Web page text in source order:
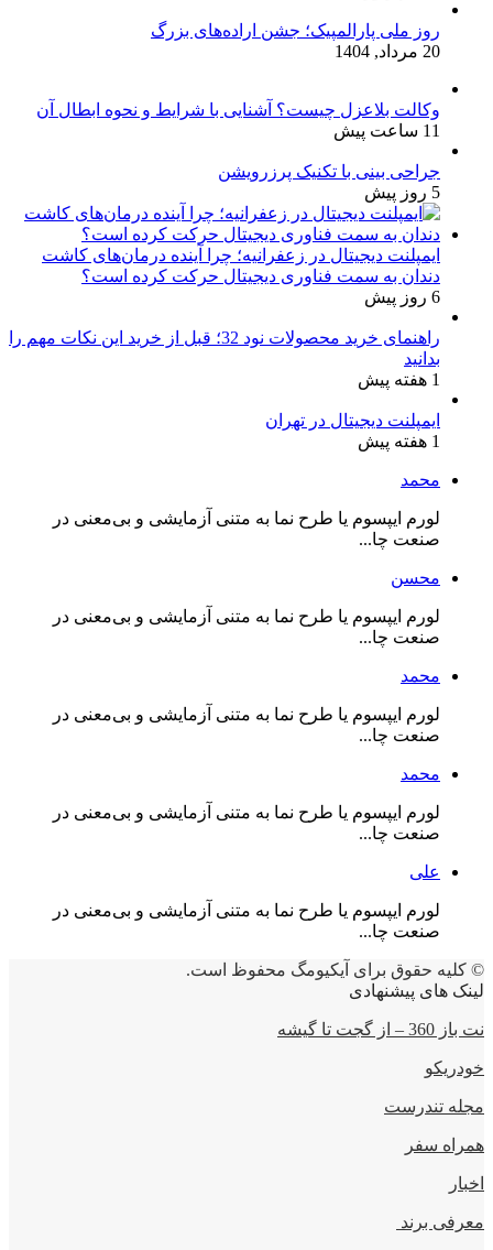
روز ملی پارالمپیک؛ جشن اراده‌های بزرگ
20 مرداد, 1404
وکالت بلاعزل چیست؟ آشنایی با شرایط و نحوه ابطال آن
11 ساعت پیش
جراحی بینی با تکنیک پرزرویشن
5 روز پیش
ایمپلنت دیجیتال در زعفرانیه؛ چرا آینده درمان‌های کاشت
دندان به سمت فناوری دیجیتال حرکت کرده است؟
6 روز پیش
راهنمای خرید محصولات نود 32؛ قبل از خرید این نکات مهم را
بدانید
1 هفته پیش
ایمپلنت دیجیتال در تهران
1 هفته پیش
محمد
لورم ایپسوم یا طرح‌ نما به متنی آزمایشی و بی‌معنی در
صنعت چا...
محسن
لورم ایپسوم یا طرح‌ نما به متنی آزمایشی و بی‌معنی در
صنعت چا...
محمد
لورم ایپسوم یا طرح‌ نما به متنی آزمایشی و بی‌معنی در
صنعت چا...
محمد
لورم ایپسوم یا طرح‌ نما به متنی آزمایشی و بی‌معنی در
صنعت چا...
علی
لورم ایپسوم یا طرح‌ نما به متنی آزمایشی و بی‌معنی در
صنعت چا...
© کلیه حقوق برای آیکیومگ محفوظ است.
لینک های پیشنهادی
نت باز 360 – از گجت تا گیشه
خودریکو
مجله‌ تندرست
همراه سفر
اخبار
معرفی برند